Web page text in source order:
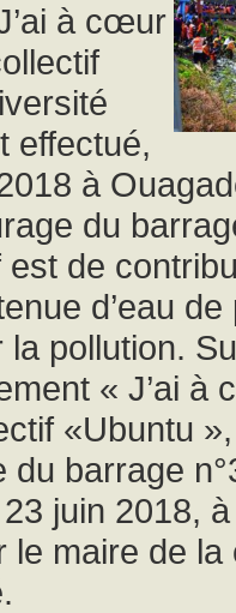
à cœur
effectué,
à
du
est de
d’eau de
pollution.
« J’ai à
«Ubuntu
barrage
juin 2018, à
le maire de la